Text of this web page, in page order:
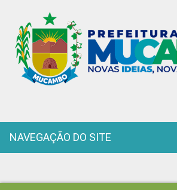
NAVEGAÇÃO DO SITE